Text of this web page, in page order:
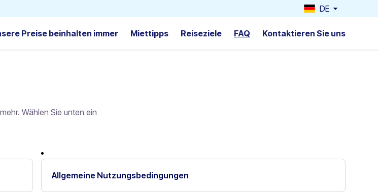
DE
Preise beinhalten immer Miettipps Reiseziele FAQ Kontaktieren Sie uns
Wählen Sie unten ein
Allgemeine Nutzungsbedingungen